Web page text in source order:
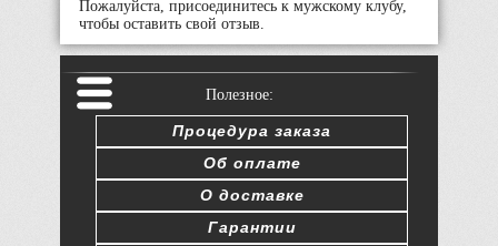
Пожалуйста, присоединитесь к мужскому клубу,
чтобы оставить свой отзыв.
Полезное:
Процедура заказа
Об оплате
О доставке
Гарантии